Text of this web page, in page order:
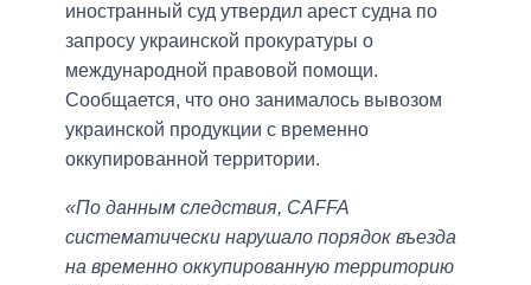
иностранный суд утвердил арест судна по
запросу украинской прокуратуры о
международной правовой помощи.
Сообщается, что оно занималось вывозом
украинской продукции с временно
оккупированной территории.
«По данным следствия, CAFFA
систематически нарушало порядок въезда
на временно оккупированную территорию